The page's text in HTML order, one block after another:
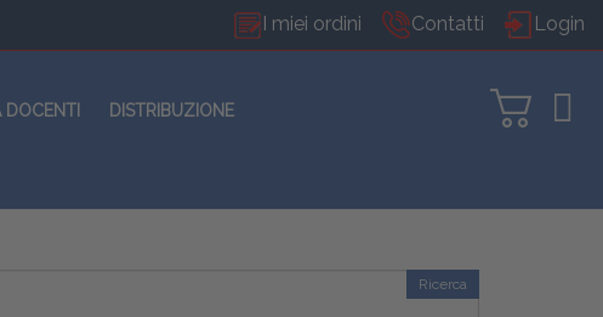
I miei ordini Contatti Login
DOCENTI DISTRIBUZIONE
Ricerca